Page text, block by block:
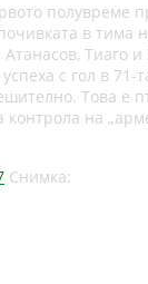
полувреме
в
с гол в
Това е
на
Снимка: